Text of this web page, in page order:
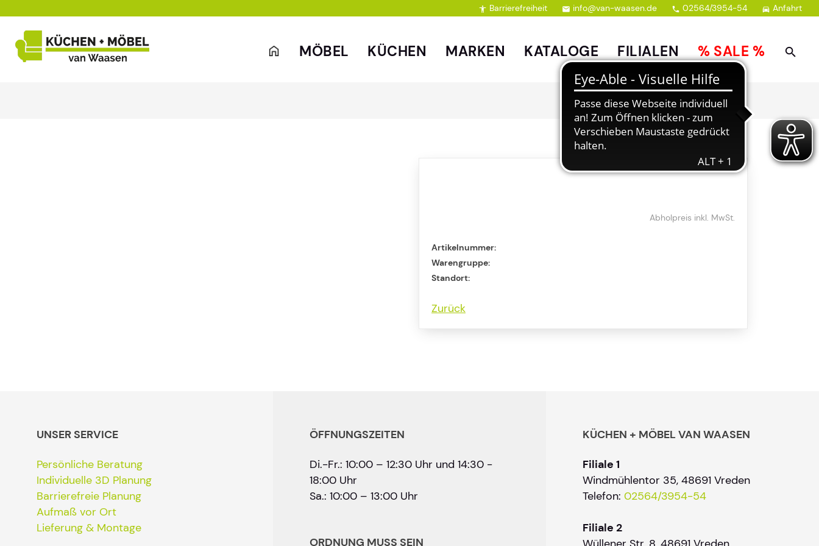
 Barrierefreiheit  info@van-waasen.de  02564/3954-54  Anfahrt
MÖBEL KÜCHEN MARKEN KATALOGE FILIALEN % SALE %
Abholpreis inkl. MwSt.
Artikelnummer:
Warengruppe:
Standort:
Zurück
UNSER SERVICE
Persönliche Beratung
Individuelle 3D Planung
Barrierefreie Planung
Aufmaß vor Ort
Lieferung & Montage
ÖFFNUNGSZEITEN
Di.-Fr.: 10:00 – 12:30 Uhr und 14:30 -
18:00 Uhr
Sa.: 10:00 – 13:00 Uhr
ORDNUNG MUSS SEIN
KÜCHEN + MÖBEL VAN WAASEN
Filiale 1
Windmühlentor 35, 48691 Vreden
Telefon: 02564/3954-54
Filiale 2